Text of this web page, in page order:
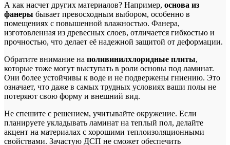
А как насчет других материалов? Например, основа из
фанеры бывает превосходным выбором, особенно в
помещениях с повышенной влажностью. Фанера,
изготовленная из древесных слоев, отличается гибкостью и
прочностью, что делает её надежной защитой от деформации.
Обратите внимание на поливинилхлоридные плиты,
которые тоже могут выступать в роли основы под ламинат.
Они более устойчивы к воде и не подвержены гниению. Это
означает, что даже в самых трудных условиях ваши полы не
потеряют свою форму и внешний вид.
Не спешите с решением, учитывайте окружение. Если
планируете укладывать ламинат на теплый пол, делайте
акцент на материалах с хорошими теплоизоляционными
свойствами. Зачастую ДСП не сможет обеспечить